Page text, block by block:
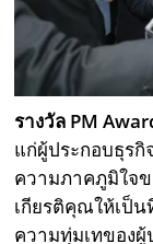
รางวัล PM
แก่ผู้ประกอบธุรกิ
ความภาคภูมิใจข
เกียรติคุณให้เป็น
ความทุ่มเทของ